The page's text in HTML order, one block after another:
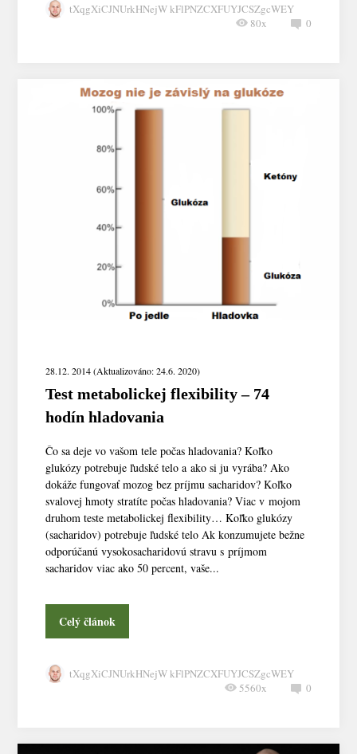
tXqgXiCJNUrkHNejW kFlPNZCXFUYJCSZgcWEY
0
80x
28.12. 2014 (Aktualizováno: 24.6. 2020)
Test metabolickej flexibility – 74
hodín hladovania
Čo sa deje vo vašom tele počas hladovania? Koľko
glukózy potrebuje ľudské telo a ako si ju vyrába? Ako
dokáže fungovať mozog bez príjmu sacharidov? Koľko
svalovej hmoty stratíte počas hladovania? Viac v mojom
druhom teste metabolickej flexibility… Koľko glukózy
(sacharidov) potrebuje ľudské telo Ak konzumujete bežne
odporúčanú vysokosacharidovú stravu s príjmom
sacharidov viac ako 50 percent, vaše...
Celý článok
tXqgXiCJNUrkHNejW kFlPNZCXFUYJCSZgcWEY
0
5560x